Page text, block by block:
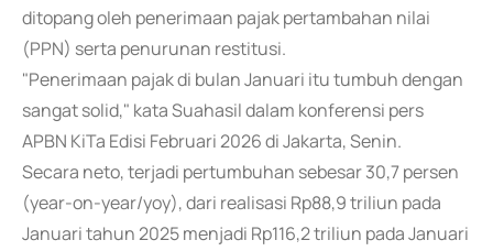
ditopang oleh penerimaan pajak pertambahan nilai
(PPN) serta penurunan restitusi.
"Penerimaan pajak di bulan Januari itu tumbuh dengan
sangat solid," kata Suahasil dalam konferensi pers
APBN KiTa Edisi Februari 2026 di Jakarta, Senin.
Secara neto, terjadi pertumbuhan sebesar 30,7 persen
(year-on-year/yoy), dari realisasi Rp88,9 triliun pada
Januari tahun 2025 menjadi Rp116,2 triliun pada Januari